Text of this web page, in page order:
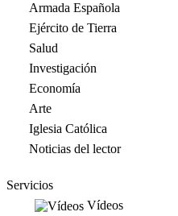
Armada Española
Ejército de Tierra
Salud
Investigación
Economía
Arte
Iglesia Católica
Noticias del lector
Servicios
Vídeos